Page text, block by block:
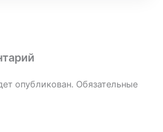
опубликован. Обязательные